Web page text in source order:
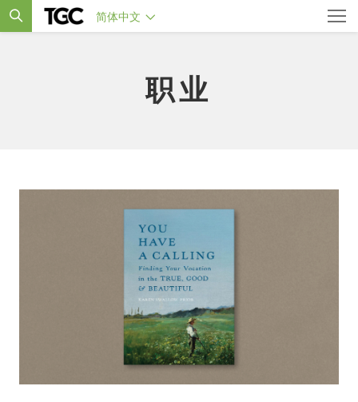
简体中文
职业